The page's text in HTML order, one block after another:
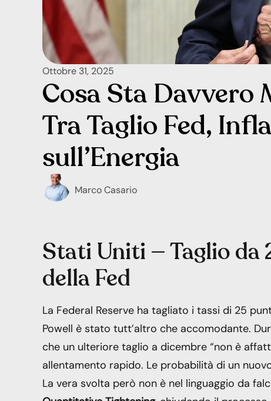
Ottobre 31, 2025
Cosa Sta Davvero
Tra Taglio Fed,
sull’Energia
Marco Casario
Stati Uniti — Taglio da
della Fed
La Federal Reserve ha tagliato i tassi di 25
Powell è stato tutt’altro che accomodante.
che un ulteriore taglio a dicembre “non è
allentamento rapido. Le probabilità di un
La vera svolta però non è nel linguaggio da